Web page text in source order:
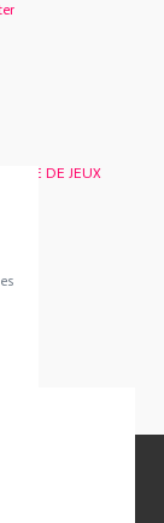
DE JEUX